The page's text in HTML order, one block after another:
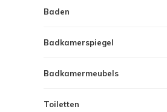
Baden
Badkamerspiegel
Badkamermeubels
Toiletten